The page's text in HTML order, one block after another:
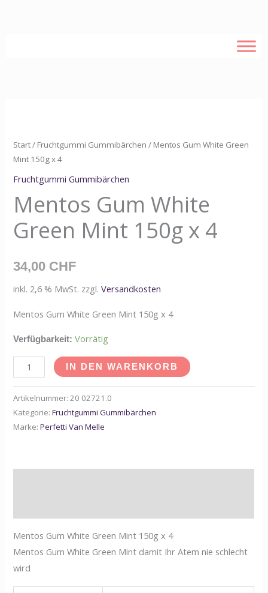
Start/ Fruchtgummi Gummibärchen / Mentos Gum White Green
Mint 150g x 4
Fruchtgummi Gummibärchen
Mentos Gum White
Green Mint 150g x 4
34,00 CHF
inkl. 2,6 % MwSt. zzgl.Versandkosten
Mentos Gum White Green Mint 150g x 4
Verfügbarkeit: Vorrätig
White
Green
Mint
4
Menge
IN DEN WARENKORB
Artikelnummer:20 02721.0
Kategorie:Fruchtgummi Gummibärchen
Marke:Perfetti Van Melle
Mentos Gum White Green Mint 150g x 4
Mentos Gum White Green Mint damit Ihr Atem nie schlecht
wird